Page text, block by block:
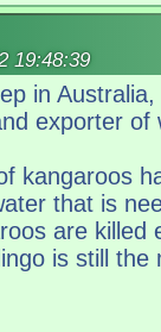
19:48:39
in
exporter of
kangaroos
that is
are killed
is still the